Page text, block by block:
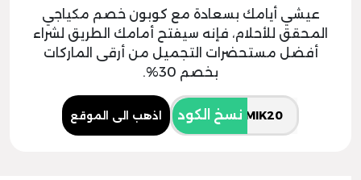
عيشي أيامك بسعادة مع كوبون خصم مكياجي
المحقق للأحلام، فإنه سيفتح أمامك الطريق لشراء
أفضل مستحضرات التجميل من أرقى الماركات
بخصم 30%.
نسخ الكود اذهب الى الموقع